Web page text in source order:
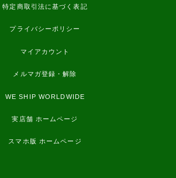
特定商取引法に基づく表記
プライバシーポリシー
マイアカウント
メルマガ登録・解除
WE SHIP WORLDWIDE
実店舗 ホームページ
スマホ版 ホームページ